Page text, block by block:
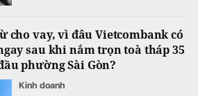
cho vay, vì đâu Vietcombank có
sau khi nắm trọn toà tháp 35
phường Sài Gòn?
Kinh doanh